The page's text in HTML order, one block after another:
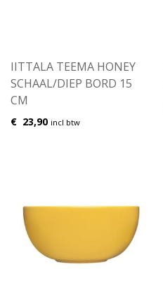
IITTALA TEEMA HONEY
SCHAAL/DIEP BORD 15
CM
€ 23,90 incl btw